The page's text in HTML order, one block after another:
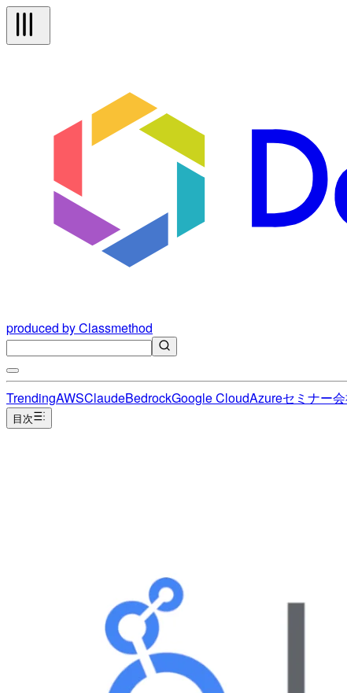
produced by Classmethod
TrendingAWSClaudeBedrockGoogle CloudAzureセミナー
目次